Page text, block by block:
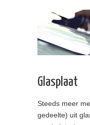
Glasplaat
Steeds meer
gedeelte) uit